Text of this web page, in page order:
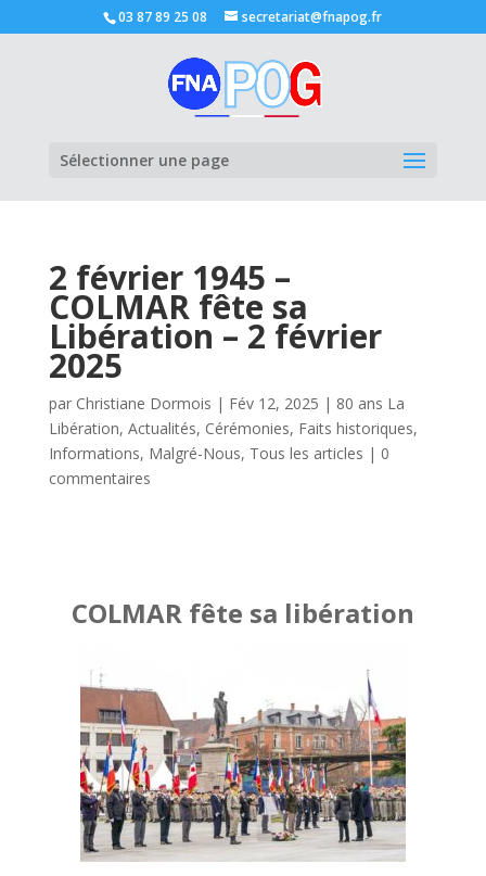
03 87 89 25 08 secretariat@fnapog.fr
Sélectionner une page
2 février 1945 –
COLMAR fête sa
Libération – 2 février
2025
par Christiane Dormois | Fév 12, 2025 | 80 ans La
Libération, Actualités, Cérémonies, Faits historiques,
Informations, Malgré-Nous, Tous les articles | 0
commentaires
COLMAR fête sa libération